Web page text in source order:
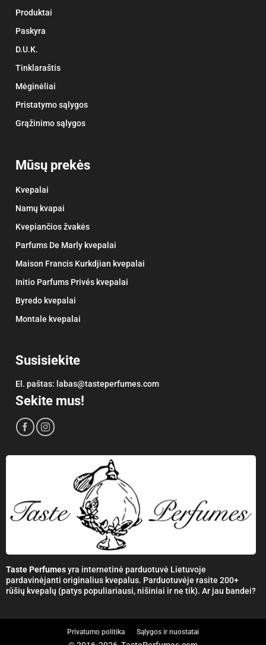
Produktai
Paskyra
D.U.K.
Tinklaraštis
Mėginėliai
Pristatymo sąlygos
Grąžinimo sąlygos
Mūsų prekės
Kvepalai
Namų kvapai
Kvepiančios žvakės
Parfums De Marly kvepalai
Maison Francis Kurkdjian kvepalai
Initio Parfums Privés kvepalai
Byredo kvepalai
Montale kvepalai
Susisiekite
El. paštas: labas@tasteperfumes.com
Sekite mus!
Taste Perfumesyra internetinė parduotuvė Lietuvoje
pardavinėjanti originalius kvepalus. Parduotuvėje rasite 200+
rūšių kvepalų (patys populiariausi, nišiniai ir ne tik). Ar jau bandei?
Privatumo politika Sąlygos ir nuostatai